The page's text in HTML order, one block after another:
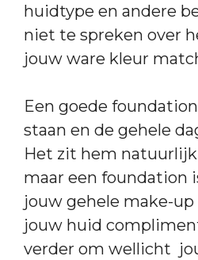
huidtype en andere
niet te spreken over
jouw ware kleur
Een goede
staan en de gehele
Het zit hem natuurlijk
maar een foundation
jouw gehele make-
jouw huid
verder om wellicht